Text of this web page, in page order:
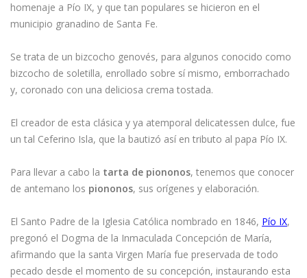
homenaje a Pío IX, y que tan populares se hicieron en el
municipio granadino de Santa Fe.
Se trata de un bizcocho genovés, para algunos conocido como
bizcocho de soletilla, enrollado sobre sí mismo, emborrachado
y, coronado con una deliciosa crema tostada.
El creador de esta clásica y ya atemporal delicatessen dulce, fue
un tal Ceferino Isla, que la bautizó así en tributo al papa Pío IX.
Para llevar a cabo la tarta de piononos, tenemos que conocer
de antemano los piononos, sus orígenes y elaboración.
El Santo Padre de la Iglesia Católica nombrado en 1846, Pío IX,
pregonó el Dogma de la Inmaculada Concepción de María,
afirmando que la santa Virgen María fue preservada de todo
pecado desde el momento de su concepción, instaurando esta